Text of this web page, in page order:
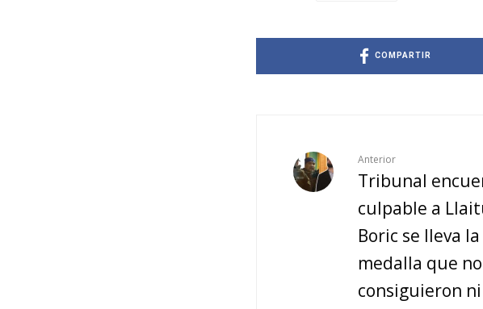
COMPARTIR
Anterior
Tribunal
culpable a
Boric se lleva la
medalla que no
consiguieron ni